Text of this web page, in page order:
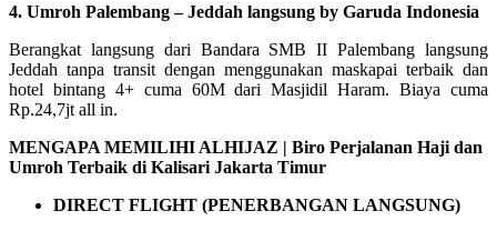
4. Umroh Palembang – Jeddah langsung by Garuda Indonesia
Berangkat langsung dari Bandara SMB II Palembang langsung
Jeddah tanpa transit dengan menggunakan maskapai terbaik dan
hotel bintang 4+ cuma 60M dari Masjidil Haram. Biaya cuma
Rp.24,7jt all in.
MENGAPA MEMILIHI ALHIJAZ | Biro Perjalanan Haji dan
Umroh Terbaik di Kalisari Jakarta Timur
DIRECT FLIGHT (PENERBANGAN LANGSUNG)